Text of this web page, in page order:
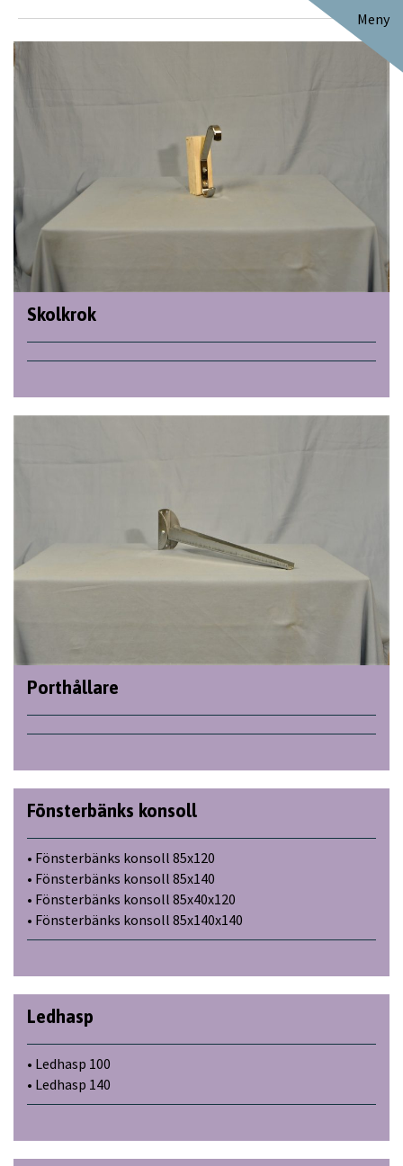
Meny
Skolkrok
Porthållare
Fönsterbänks konsoll
• Fönsterbänks konsoll 85x120
• Fönsterbänks konsoll 85x140
• Fönsterbänks konsoll 85x40x120
• Fönsterbänks konsoll 85x140x140
Ledhasp
• Ledhasp 100
• Ledhasp 140